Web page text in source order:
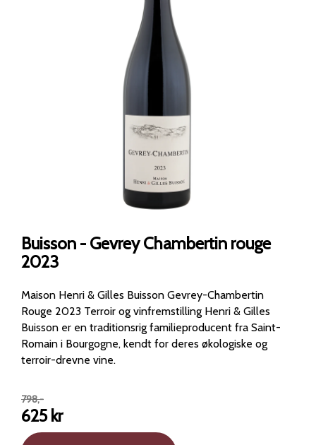
Buisson - Gevrey Chambertin rouge
2023
Maison Henri & Gilles Buisson Gevrey-Chambertin
Rouge 2023 Terroir og vinfremstilling Henri & Gilles
Buisson er en traditionsrig familieproducent fra Saint-
Romain i Bourgogne, kendt for deres økologiske og
terroir-drevne vine.
798,-
625kr